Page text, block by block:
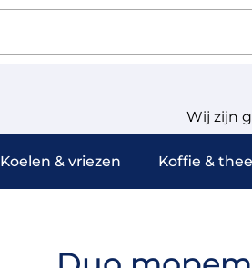
Wij zijn
Koelen & vriezen Koffie & thee